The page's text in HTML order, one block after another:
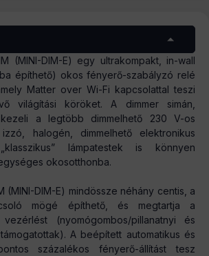
(MINI-DIM-E) egy ultrakompakt, in-wall
építhető) okos fényerő-szabályzó relé
Matter over Wi-Fi kapcsolattal teszi
világítási köröket. A dimmer simán,
kezeli a legtöbb dimmelhető 230 V-os
halogén, dimmelhető elektronikus
lámpatestek is könnyen
okosotthonba.
(MINI-DIM-E) mindössze néhány centis, a
mögé építhető, és megtartja a
(nyomógombos/pillanatnyi és
A beépített automatikus és
százalékos fényerő-állítást tesz